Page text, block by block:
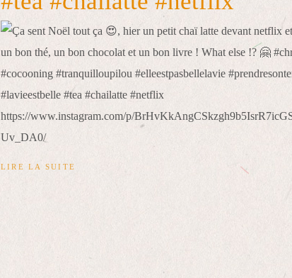
https://www.instagram.com/p/
Uv_DA0/
LIRE LA SUITE